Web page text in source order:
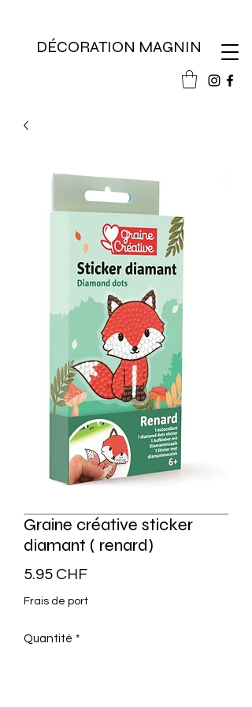
DÉCORATION MAGNIN
Graine créative sticker
diamant ( renard)
5.95 CHFPrix
Frais de port
Quantité *